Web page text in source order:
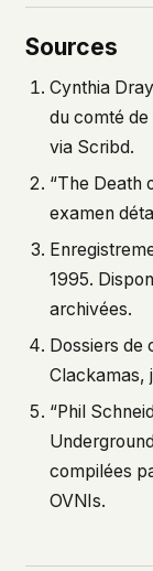
Sources
Cynthia
du comté
via Scribd.
“The Death
examen
1995.
archivées.
Dossiers de
Clackamas,
“Phil
compilées
OVNIs.